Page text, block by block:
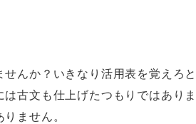
せんか？いきなり活用表を覚えろと
古文も仕上げたつもりではありま
ません。